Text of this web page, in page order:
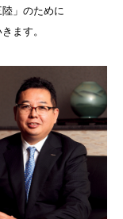
」のために
ます。